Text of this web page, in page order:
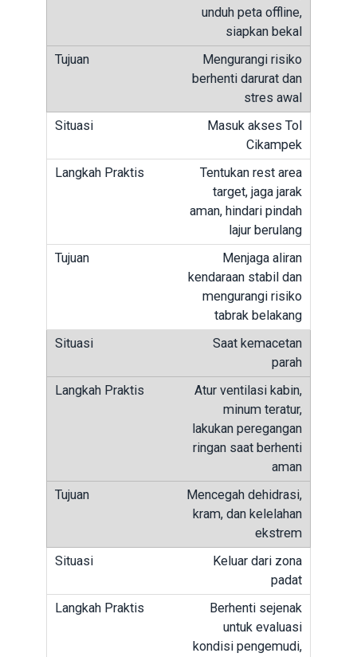
unduh peta offline,
siapkan bekal
Mengurangi risiko
berhenti darurat dan
stres awal
Masuk akses Tol
Cikampek
Tentukan rest area
target, jaga jarak
aman, hindari pindah
lajur berulang
Menjaga aliran
kendaraan stabil dan
mengurangi risiko
tabrak belakang
Saat kemacetan
parah
Atur ventilasi kabin,
minum teratur,
lakukan peregangan
ringan saat berhenti
aman
Mencegah dehidrasi,
kram, dan kelelahan
ekstrem
Keluar dari zona
padat
Berhenti sejenak
untuk evaluasi
kondisi pengemudi,